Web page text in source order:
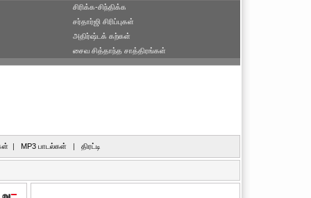
சிரிக்க-சிந்திக்க
சர்தார்ஜி சிரிப்புகள்
அதிர்ஷ்டக் கற்கள்
சைவ சித்தாந்த சாத்திரங்கள்
| MP3 பாடல்கள் | திரட்டி